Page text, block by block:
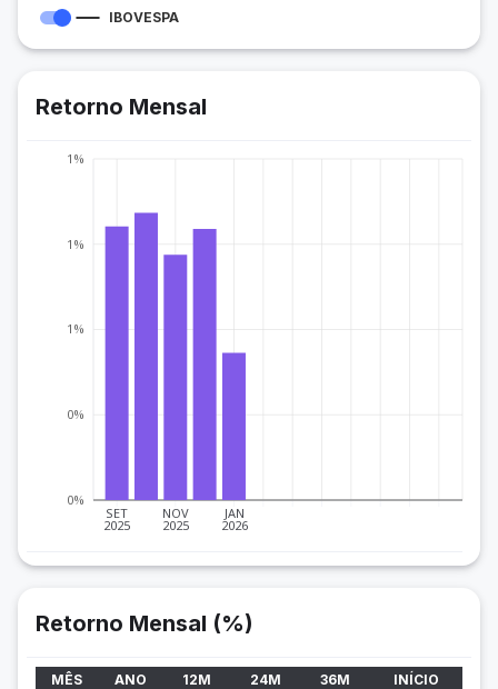
IBOVESPA
Retorno Mensal
SET
2025
NOV
2025
JAN
2026
0%
0%
1%
1%
1%
Retorno Mensal (%)
MÊS ANO 12M 24M 36M INÍCIO